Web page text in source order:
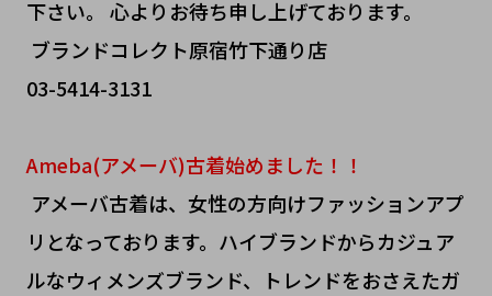
下さい。 心よりお待ち申し上げております。
ブランドコレクト原宿竹下通り店
03-5414-3131
Ameba(アメーバ)古着始めました！！
アメーバ古着は、女性の方向けファッションアプ
リとなっております。ハイブランドからカジュア
ルなウィメンズブランド、トレンドをおさえたガ